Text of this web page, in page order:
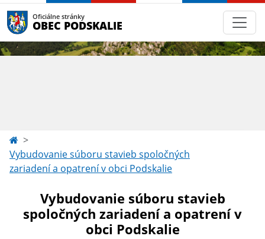
Oficiálne stránky
OBEC PODSKALIE
Vybudovanie súboru stavieb spoločných
zariadení a opatrení v obci Podskalie
Vybudovanie súboru stavieb
spoločných zariadení a opatrení v
obci Podskalie